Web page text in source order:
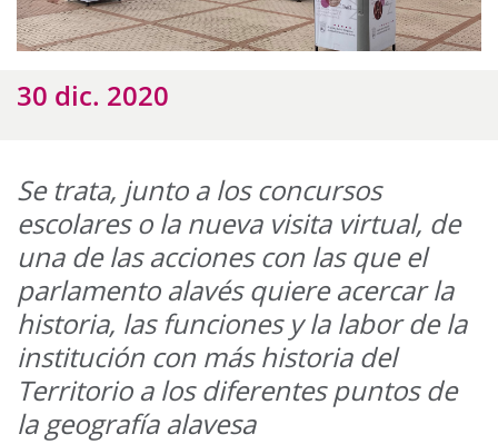
30 dic. 2020
Se trata, junto a los concursos
escolares o la nueva visita virtual, de
una de las acciones con las que el
parlamento alavés quiere acercar la
historia, las funciones y la labor de la
institución con más historia del
Territorio a los diferentes puntos de
la geografía alavesa